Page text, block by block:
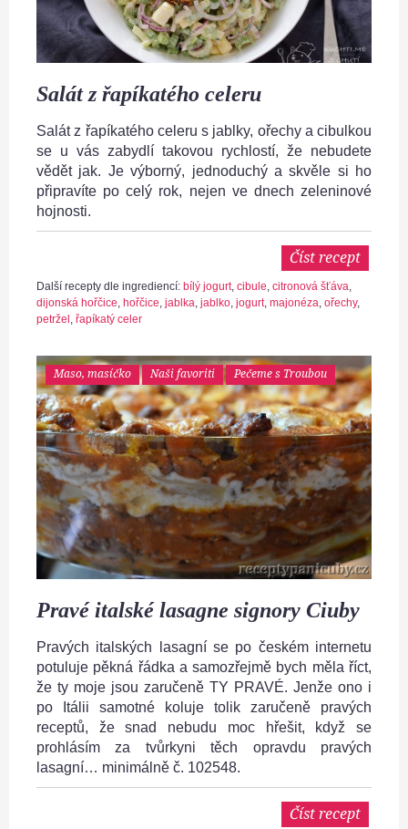
Salát z řapíkatého celeru
Salát z řapíkatého celeru s jablky, ořechy a cibulkou
se u vás zabydlí takovou rychlostí, že nebudete
vědět jak. Je výborný, jednoduchý a skvěle si ho
připravíte po celý rok, nejen ve dnech zeleninové
hojnosti.
Číst recept
Další recepty dle ingrediencí: bílý jogurt, cibule, citronová šťáva,
dijonská hořčice, hořčice, jablka, jablko, jogurt, majonéza, ořechy,
petržel, řapíkatý celer
Maso, masíčko Naši favoriti Pečeme s Troubou
Pravé italské lasagne signory Ciuby
Pravých italských lasagní se po českém internetu
potuluje pěkná řádka a samozřejmě bych měla říct,
že ty moje jsou zaručeně TY PRAVÉ. Jenže ono i
po Itálii samotné koluje tolik zaručeně pravých
receptů, že snad nebudu moc hřešit, když se
prohlásím za tvůrkyni těch opravdu pravých
lasagní… minimálně č. 102548.
Číst recept